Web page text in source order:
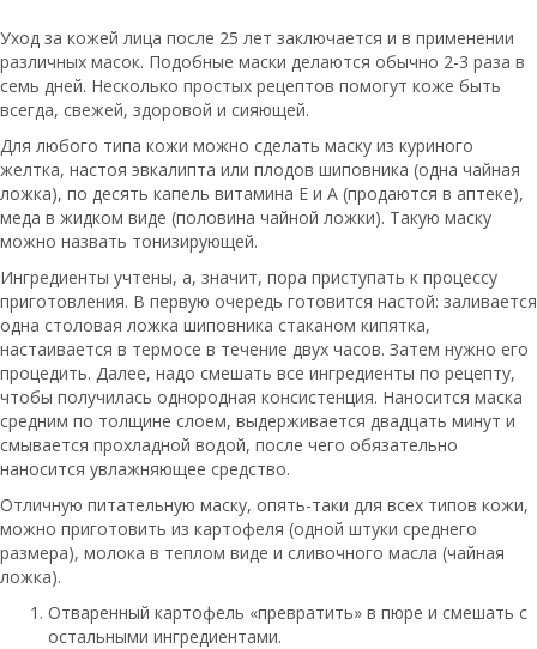
Уход за кожей лица после 25 лет заключается и в применении
различных масок. Подобные маски делаются обычно 2-3 раза в
семь дней. Несколько простых рецептов помогут коже быть
всегда, свежей, здоровой и сияющей.
Для любого типа кожи можно сделать маску из куриного
желтка, настоя эвкалипта или плодов шиповника (одна чайная
ложка), по десять капель витамина Е и А (продаются в аптеке),
меда в жидком виде (половина чайной ложки). Такую маску
можно назвать тонизирующей.
Ингредиенты учтены, а, значит, пора приступать к процессу
приготовления. В первую очередь готовится настой: заливается
одна столовая ложка шиповника стаканом кипятка,
настаивается в термосе в течение двух часов. Затем нужно его
процедить. Далее, надо смешать все ингредиенты по рецепту,
чтобы получилась однородная консистенция. Наносится маска
средним по толщине слоем, выдерживается двадцать минут и
смывается прохладной водой, после чего обязательно
наносится увлажняющее средство.
Отличную питательную маску, опять-таки для всех типов кожи,
можно приготовить из картофеля (одной штуки среднего
размера), молока в теплом виде и сливочного масла (чайная
ложка).
Отваренный картофель «превратить» в пюре и смешать с
остальными ингредиентами.